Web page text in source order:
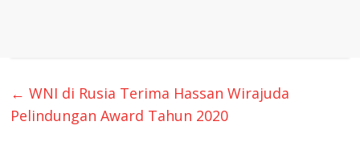
← WNI di Rusia Terima Hassan Wirajuda
Pelindungan Award Tahun 2020